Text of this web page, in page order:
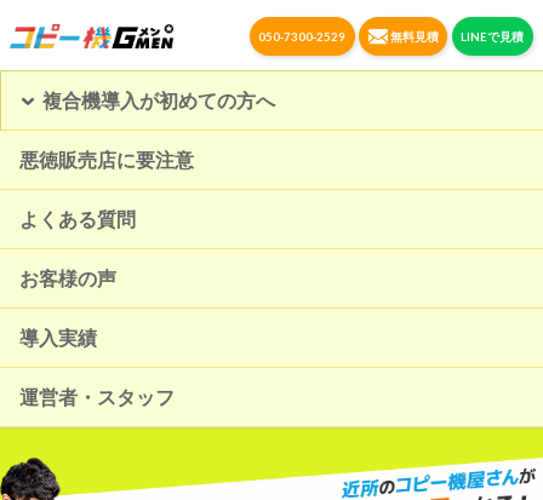
050-7300-2529 無料見積 LINEで見積
複合機導入が初めての方へ
悪徳販売店に要注意
よくある質問
お客様の声
導入実績
運営者・スタッフ